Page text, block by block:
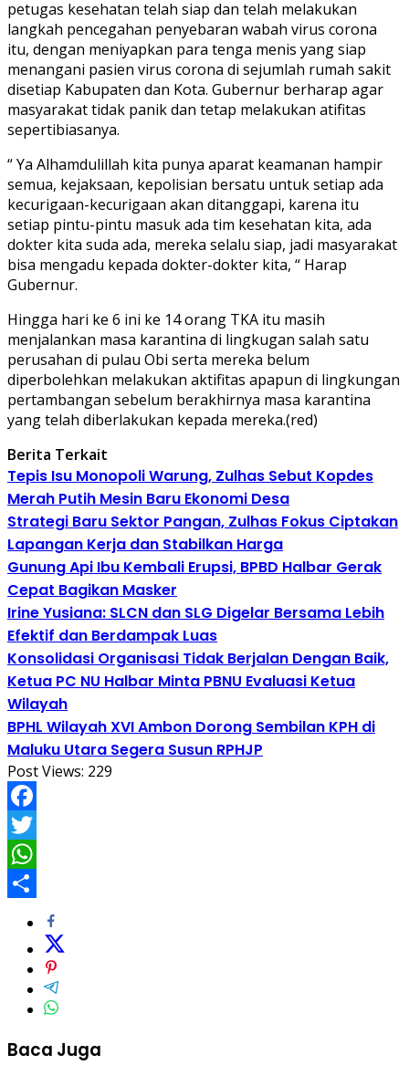
petugas kesehatan telah siap dan telah melakukan
langkah pencegahan penyebaran wabah virus corona
itu, dengan meniyapkan para tenga menis yang siap
menangani pasien virus corona di sejumlah rumah sakit
disetiap Kabupaten dan Kota. Gubernur berharap agar
masyarakat tidak panik dan tetap melakukan atifitas
sepertibiasanya.
“ Ya Alhamdulillah kita punya aparat keamanan hampir
semua, kejaksaan, kepolisian bersatu untuk setiap ada
kecurigaan-kecurigaan akan ditanggapi, karena itu
setiap pintu-pintu masuk ada tim kesehatan kita, ada
dokter kita suda ada, mereka selalu siap, jadi masyarakat
bisa mengadu kepada dokter-dokter kita, “ Harap
Gubernur.
Hingga hari ke 6 ini ke 14 orang TKA itu masih
menjalankan masa karantina di lingkugan salah satu
perusahan di pulau Obi serta mereka belum
diperbolehkan melakukan aktifitas apapun di lingkungan
pertambangan sebelum berakhirnya masa karantina
yang telah diberlakukan kepada mereka.(red)
Berita Terkait
Tepis Isu Monopoli Warung, Zulhas Sebut Kopdes
Merah Putih Mesin Baru Ekonomi Desa
Strategi Baru Sektor Pangan, Zulhas Fokus Ciptakan
Lapangan Kerja dan Stabilkan Harga
Gunung Api Ibu Kembali Erupsi, BPBD Halbar Gerak
Cepat Bagikan Masker
Irine Yusiana: SLCN dan SLG Digelar Bersama Lebih
Efektif dan Berdampak Luas
Konsolidasi Organisasi Tidak Berjalan Dengan Baik,
Ketua PC NU Halbar Minta PBNU Evaluasi Ketua
Wilayah
BPHL Wilayah XVI Ambon Dorong Sembilan KPH di
Maluku Utara Segera Susun RPHJP
Post Views: 229
Facebook
Twitter
WhatsApp
Baca Juga